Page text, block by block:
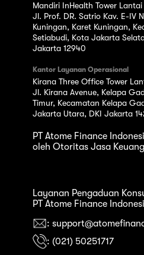
Mandiri InHealth Tower Lantai
Jl. Prof. DR. Satrio Kav. E-IV
Kuningan, Karet Kuningan,
Setiabudi, Kota Jakarta
Jakarta 12940
Kantor Layanan Operasional
Kirana Three Office Tower
Jl. Kirana Avenue, Kelapa
Timur, Kecamatan Kelapa
Jakarta Utara, DKI Jakarta
PT Atome Finance
oleh Otoritas Jasa
Layanan Pengaduan
PT Atome Finance
:
: (021) 50251717